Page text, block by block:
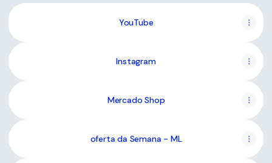
YouTube
YouTube
Instagram
Mercado Shop
oferta da Semana - ML